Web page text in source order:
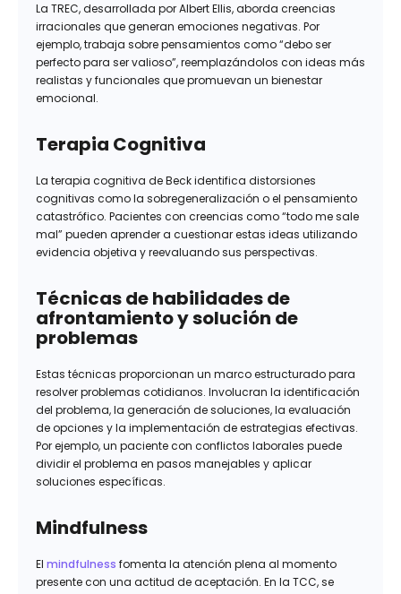
La TREC, desarrollada por Albert Ellis, aborda creencias
irracionales que generan emociones negativas. Por
ejemplo, trabaja sobre pensamientos como “debo ser
perfecto para ser valioso”, reemplazándolos con ideas más
realistas y funcionales que promuevan un bienestar
emocional.
Terapia Cognitiva
La terapia cognitiva de Beck identifica distorsiones
cognitivas como la sobregeneralización o el pensamiento
catastrófico. Pacientes con creencias como “todo me sale
mal” pueden aprender a cuestionar estas ideas utilizando
evidencia objetiva y reevaluando sus perspectivas.
Técnicas de habilidades de
afrontamiento y solución de
problemas
Estas técnicas proporcionan un marco estructurado para
resolver problemas cotidianos. Involucran la identificación
del problema, la generación de soluciones, la evaluación
de opciones y la implementación de estrategias efectivas.
Por ejemplo, un paciente con conflictos laborales puede
dividir el problema en pasos manejables y aplicar
soluciones específicas.
Mindfulness
El mindfulness fomenta la atención plena al momento
presente con una actitud de aceptación. En la TCC, se